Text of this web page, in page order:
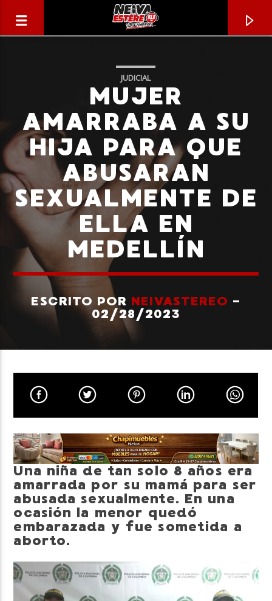
CANCIÓN ACTUAL
TÍTULO
ARTISTA
JUDICIAL
MUJER
AMARRABA A SU
HIJA PARA QUE
ABUSARAN
SEXUALMENTE DE
ELLA EN
MEDELLÍN
ESCRITO POR NEIVASTEREO -
02/28/2023
Una niña de tan solo 8 años era
amarrada por su mamá para ser
abusada sexualmente. En una
ocasión la menor quedó
embarazada y fue sometida a
aborto.